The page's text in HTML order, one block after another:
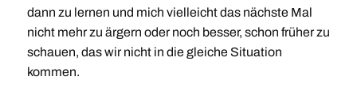
dann zu lernen und mich vielleicht das nächste Mal
nicht mehr zu ärgern oder noch besser, schon früher zu
schauen, das wir nicht in die gleiche Situation
kommen.